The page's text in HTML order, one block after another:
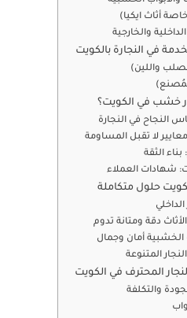
في النجارة بالكويت
خشب في الكويت؟
حلول متكاملة
المحترف في الكويت